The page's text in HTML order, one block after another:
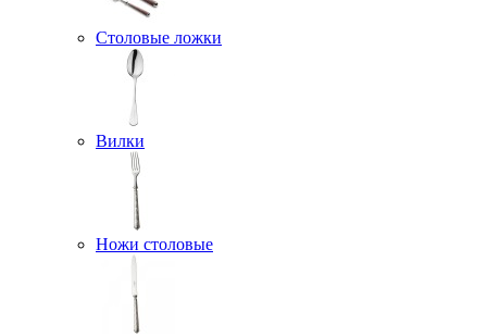
Столовые ложки
Вилки
Ножи столовые